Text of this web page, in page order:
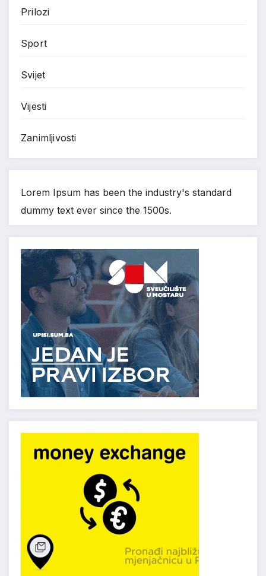
Prilozi
Sport
Svijet
Vijesti
Zanimljivosti
Lorem Ipsum has been the industry's standard
dummy text ever since the 1500s.